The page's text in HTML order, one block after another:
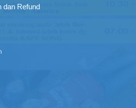
dan Refund